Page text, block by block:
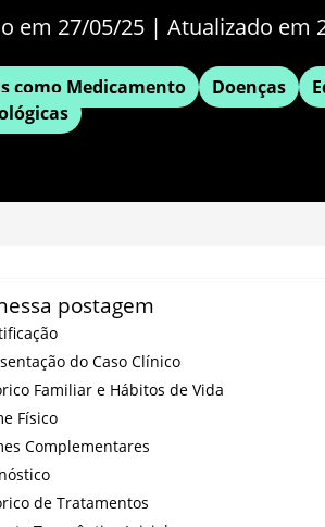
em 27/05/25 | Atualizado em
como Medicamento Doenças
postagem
do Caso Clínico
Familiar e Hábitos de Vida
Físico
Complementares
de Tratamentos